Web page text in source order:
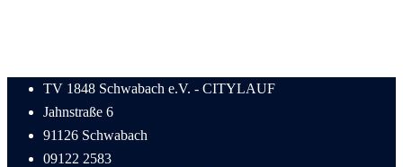
TV 1848 Schwabach e.V. - CITYLAUF
Jahnstraße 6
91126 Schwabach
09122 2583